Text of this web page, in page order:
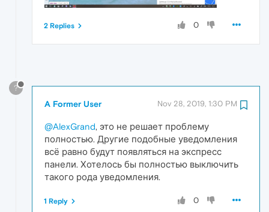
0
2 Replies
?
A Former User Nov 28, 2019, 1:30 PM
@AlexGrand, это не решает проблему
полностью. Другие подобные уведомления
всё равно будут появляться на экспресс
панели. Хотелось бы полностью выключить
такого рода уведомления.
0
1 Reply